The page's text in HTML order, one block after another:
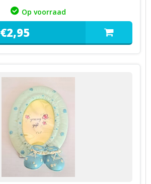
Op voorraad
€2,95